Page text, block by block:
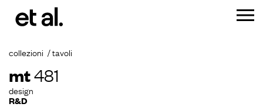
collezioni tavoli
mt481
design
R&D